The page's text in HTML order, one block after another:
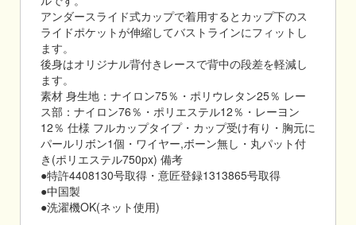
アンダースライド式カップで着用するとカップ下のス
ライドポケットが伸縮してバストラインにフィットし
ます。
後身はオリジナル背付きレースで背中の段差を軽減し
ます。
素材 身生地：ナイロン75％・ポリウレタン25％ レー
ス部：ナイロン76％・ポリエステル12％・レーヨン
12％ 仕様 フルカップタイプ・カップ受け有り・胸元に
パールリボン1個・ワイヤー,ボーン無し・丸パット付
き(ポリエステル750px) 備考
●特許4408130号取得・意匠登録1313865号取得
●中国製
●洗濯機OK(ネット使用)